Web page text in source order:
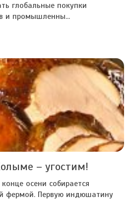
глобальные покупки
и промышленны...
– угостим!
осени собирается
фермой. Первую индюшатину